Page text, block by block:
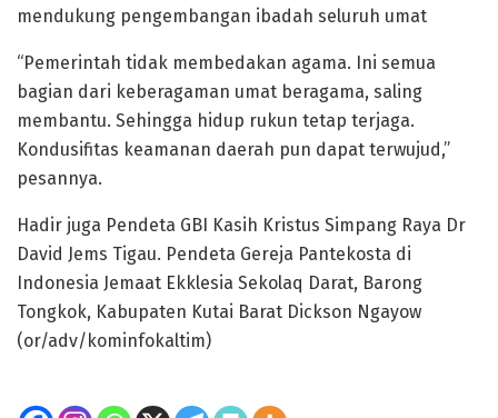
mendukung pengembangan ibadah seluruh umat
“Pemerintah tidak membedakan agama. Ini semua
bagian dari keberagaman umat beragama, saling
membantu. Sehingga hidup rukun tetap terjaga.
Kondusifitas keamanan daerah pun dapat terwujud,”
pesannya.
Hadir juga Pendeta GBI Kasih Kristus Simpang Raya Dr
David Jems Tigau. Pendeta Gereja Pantekosta di
Indonesia Jemaat Ekklesia Sekolaq Darat, Barong
Tongkok, Kabupaten Kutai Barat Dickson Ngayow
(or/adv/kominfokaltim)